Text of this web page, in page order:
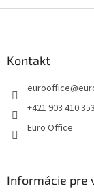
Kontakt
eurooffice@
+421 903 410 353
Euro Office
Informácie pre